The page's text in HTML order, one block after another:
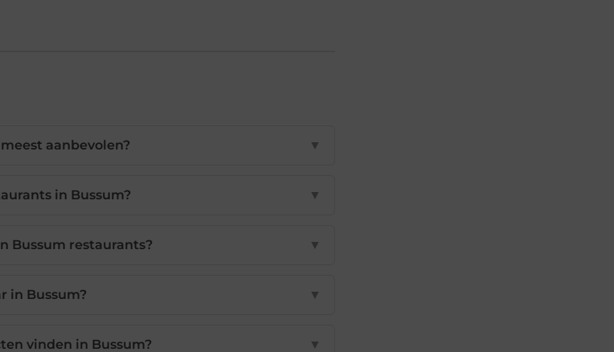
aanbevolen? ▼
in Bussum? ▼
Bussum restaurants? ▼
in Bussum? ▼
vinden in Bussum? ▼